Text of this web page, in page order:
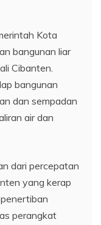
Kota
bangunan liar
Cibanten.
bangunan
dan sempadan
air dan
dari percepatan
yang kerap
perangkat